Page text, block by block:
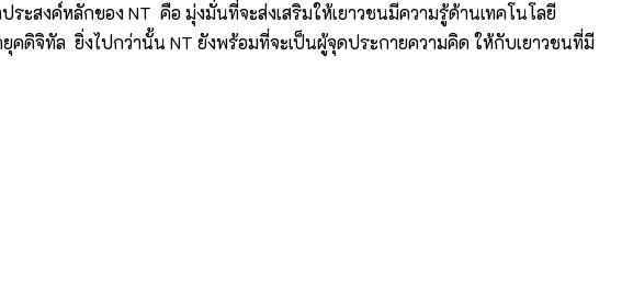
ะสงค์หลักของ NT คือ มุ่งมั่นที่จะส่งเสริมให้เยาวชนมีความรู้ด้านเทคโนโลยี
จิทัล ยิ่งไปกว่านั้น NT ยังพร้อมที่จะเป็นผู้จุดประกายความคิด ให้กับเยาวชนที่มี